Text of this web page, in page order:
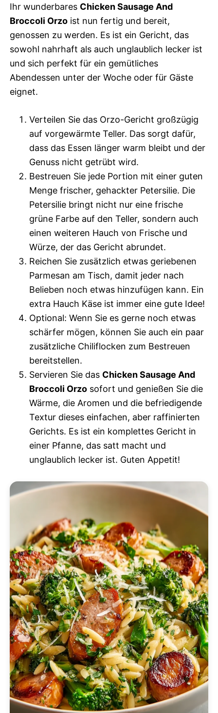
Ihr wunderbares Chicken Sausage And
Broccoli Orzo ist nun fertig und bereit,
genossen zu werden. Es ist ein Gericht, das
sowohl nahrhaft als auch unglaublich lecker ist
und sich perfekt für ein gemütliches
Abendessen unter der Woche oder für Gäste
eignet.
Verteilen Sie das Orzo-Gericht großzügig
auf vorgewärmte Teller. Das sorgt dafür,
dass das Essen länger warm bleibt und der
Genuss nicht getrübt wird.
Bestreuen Sie jede Portion mit einer guten
Menge frischer, gehackter Petersilie. Die
Petersilie bringt nicht nur eine frische
grüne Farbe auf den Teller, sondern auch
einen weiteren Hauch von Frische und
Würze, der das Gericht abrundet.
Reichen Sie zusätzlich etwas geriebenen
Parmesan am Tisch, damit jeder nach
Belieben noch etwas hinzufügen kann. Ein
extra Hauch Käse ist immer eine gute Idee!
Optional: Wenn Sie es gerne noch etwas
schärfer mögen, können Sie auch ein paar
zusätzliche Chiliflocken zum Bestreuen
bereitstellen.
Servieren Sie das Chicken Sausage And
Broccoli Orzo sofort und genießen Sie die
Wärme, die Aromen und die befriedigende
Textur dieses einfachen, aber raffinierten
Gerichts. Es ist ein komplettes Gericht in
einer Pfanne, das satt macht und
unglaublich lecker ist. Guten Appetit!